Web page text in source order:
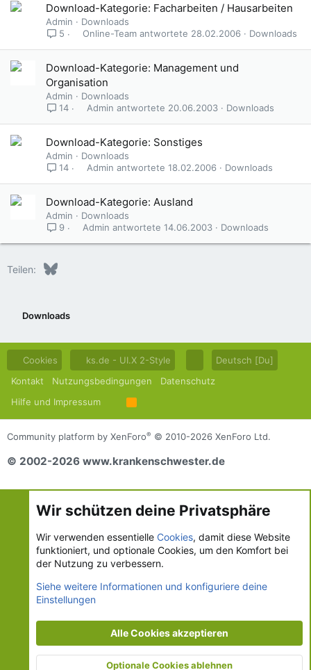
Download-Kategorie: Facharbeiten / Hausarbeiten
Admin
Downloads
5
Downloads
28.02.2006
Online-Team
Download-Kategorie: Management und
Organisation
Admin
Downloads
14
Downloads
20.06.2003
Admin
Download-Kategorie: Sonstiges
Admin
Downloads
14
Downloads
18.02.2006
Admin
Download-Kategorie: Ausland
Admin
Downloads
9
Downloads
14.06.2003
Admin
Teilen: Bluesky
Downloads
Cookies ks.de - UI.X 2-Style
Deutsch [Du]
Kontakt
Nutzungsbedingungen
Datenschutz
Hilfe und Impressum
R
S
Community platform by XenForo® © 2010-2026 XenForo Ltd.
© 2002-2026 www.krankenschwester.de
Wir schützen deine Privatsphäre
Wir verwenden essentielle Cookies, damit diese Website
funktioniert, und optionale Cookies, um den Komfort bei
der Nutzung zu verbessern.
Siehe weitere Informationen und konfiguriere deine
Einstellungen
Alle Cookies akzeptieren
Optionale Cookies ablehnen